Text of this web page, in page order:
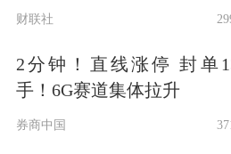
一季度末，人身险公
持有股票市值为3.84
加1024亿元。股票在
占比也继续提升，人
财联社
2分钟！直线涨停 封单
手！6G赛道集体拉升
券商中国